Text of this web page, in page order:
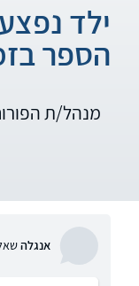
ילד
הספר
מנהל/ת
אנגלה